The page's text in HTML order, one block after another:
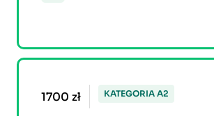
1700 zł KATEGORIA A2